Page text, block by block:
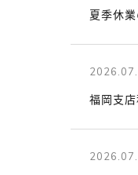
夏季休
福岡支